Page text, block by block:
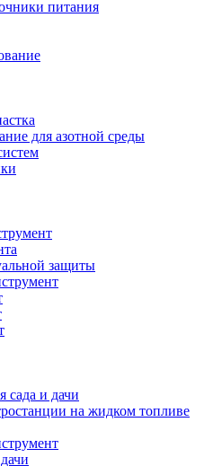
питания
для азотной среды
защиты
сада и дачи
на жидком топливе